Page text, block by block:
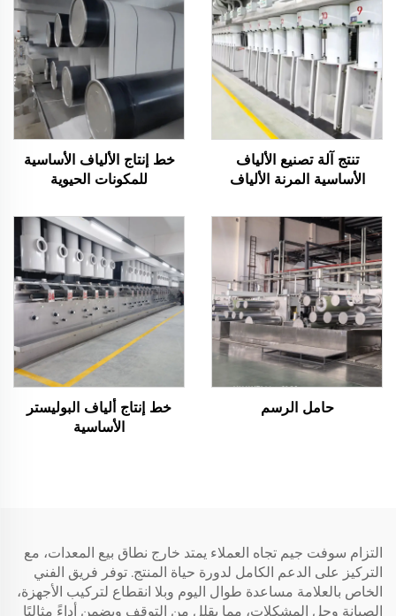
تنتج آلة تصنيع الألياف
الأساسية المرنة الألياف
خط إنتاج الألياف الأساسية
للمكونات الحيوية
حامل الرسم
خط إنتاج ألياف البوليستر
الأساسية
التزام سوفت جيم تجاه العملاء يمتد خارج نطاق بيع المعدات، مع
التركيز على الدعم الكامل لدورة حياة المنتج. توفر فريق الفني
الخاص بالعلامة مساعدة طوال اليوم وبلا انقطاع لتركيب الأجهزة،
الصيانة وحل المشكلات، مما يقلل من التوقف ويضمن أداءً مثاليًا